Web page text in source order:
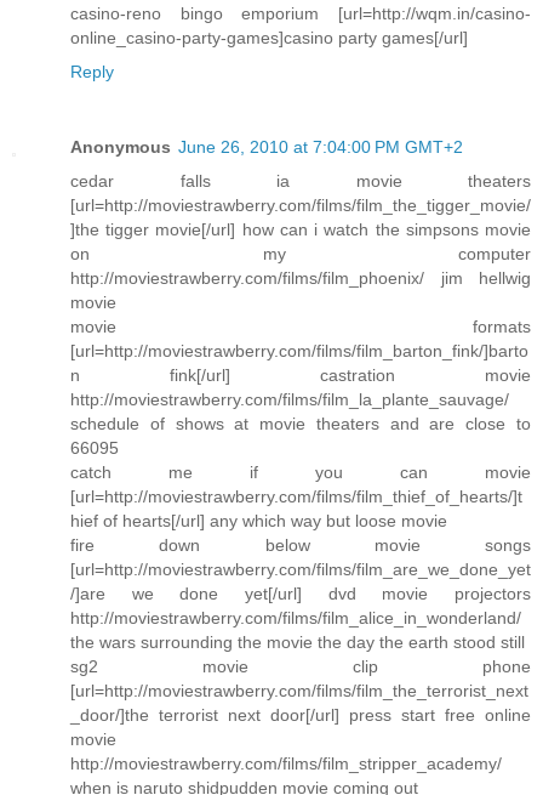
casino-reno bingo emporium [url=http://wqm.in/casino-
online_casino-party-games]casino party games[/url]
Reply
Anonymous June 26, 2010 at 7:04:00 PM GMT+2
cedar falls ia movie theaters
[url=http://moviestrawberry.com/films/film_the_tigger_movie/
]the tigger movie[/url] how can i watch the simpsons movie
on my computer
http://moviestrawberry.com/films/film_phoenix/ jim hellwig
movie
movie formats
[url=http://moviestrawberry.com/films/film_barton_fink/]barto
n fink[/url] castration movie
http://moviestrawberry.com/films/film_la_plante_sauvage/
schedule of shows at movie theaters and are close to
66095
catch me if you can movie
[url=http://moviestrawberry.com/films/film_thief_of_hearts/]t
hief of hearts[/url] any which way but loose movie
fire down below movie songs
[url=http://moviestrawberry.com/films/film_are_we_done_yet
/]are we done yet[/url] dvd movie projectors
http://moviestrawberry.com/films/film_alice_in_wonderland/
the wars surrounding the movie the day the earth stood still
sg2 movie clip phone
[url=http://moviestrawberry.com/films/film_the_terrorist_next
_door/]the terrorist next door[/url] press start free online
movie
http://moviestrawberry.com/films/film_stripper_academy/
when is naruto shidpudden movie coming out